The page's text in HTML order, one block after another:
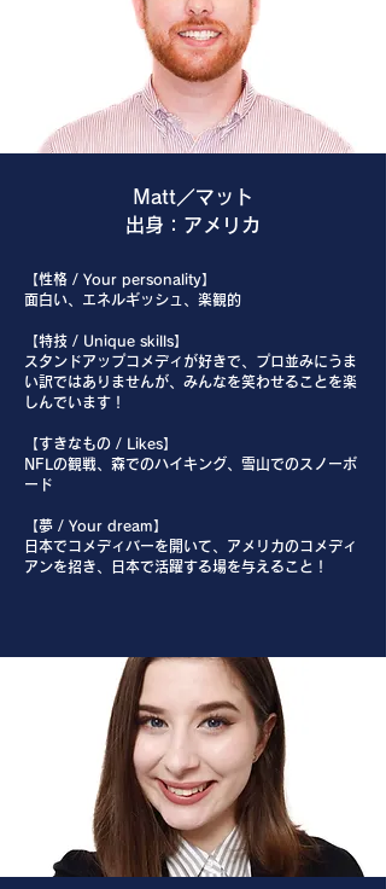
Matt／マット
出身：アメリカ
【性格 / Your personality】
面白い、エネルギッシュ、楽観的
【特技 / Unique skills】
スタンドアップコメディが好きで、プロ並みにうま
い訳ではありませんが、みんなを笑わせることを楽
しんでいます！
【すきなもの / Likes】
NFLの観戦、森でのハイキング、雪山でのスノーボ
ード
【夢 / Your dream】
日本でコメディバーを開いて、アメリカのコメディ
アンを招き、日本で活躍する場を与えること！